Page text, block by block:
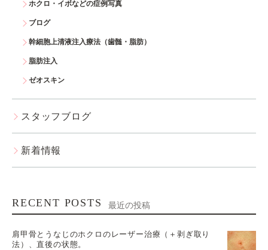
ホクロ・イボなどの症例写真
ブログ
幹細胞上清液注入療法（歯髄・脂肪）
脂肪注入
ゼオスキン
スタッフブログ
新着情報
RECENT POSTS 最近の投稿
肩甲骨とうなじのホクロのレーザー治療（＋剥ぎ取り
法）、直後の状態。